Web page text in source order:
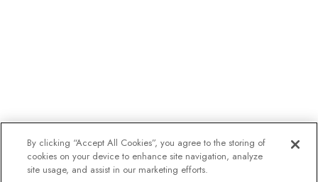
By clicking “Accept All Cookies”, you agree to the storing of
cookies on your device to enhance site navigation, analyze
site usage, and assist in our marketing efforts.